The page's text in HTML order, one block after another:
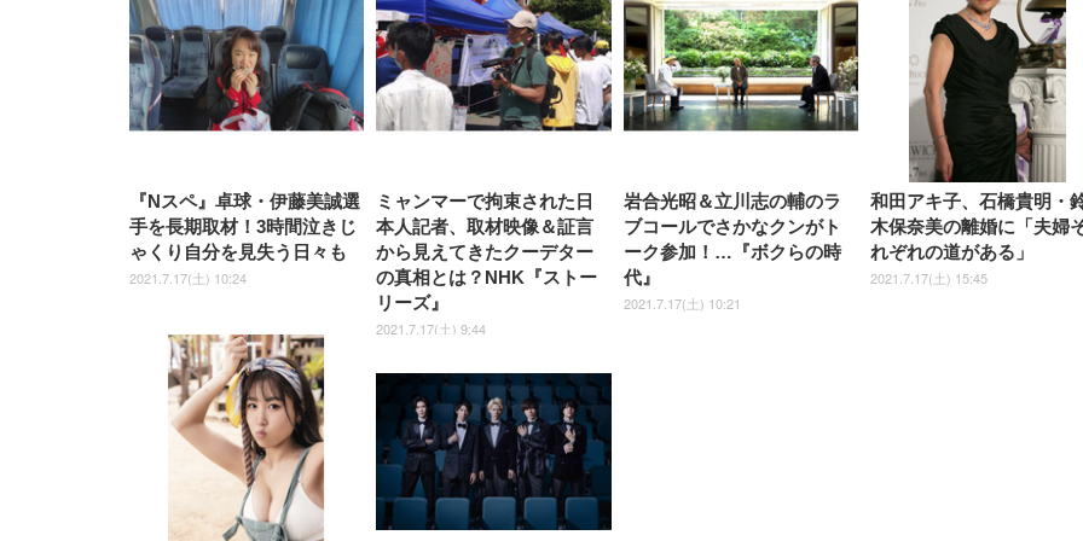
『Nスペ』卓球・伊藤美誠選
手を長期取材！3時間泣きじ
ゃくり自分を見失う日々も
2021.7.17(土) 10:24
ミャンマーで拘束された日
本人記者、取材映像＆証言
から見えてきたクーデター
の真相とは？NHK『ストー
リーズ』
2021.7.17(土) 9:44
岩合光昭＆立川志の輔のラ
ブコールでさかなクンがト
ーク参加！…『ボクらの時
代』
2021.7.17(土) 10:21
和田アキ子、石橋貴明・
木保奈美の離婚に「夫婦
れぞれの道がある」
2021.7.17(土) 15:45